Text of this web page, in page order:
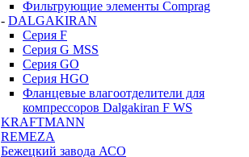
Фильтрующие элементы Comprag
- DALGAKIRAN
Серия F
Серия G MSS
Серия GO
Серия HGO
Фланцевые влагоотделители для
компрессоров Dalgakiran F WS
KRAFTMANN
REMEZA
Бежецкий завода АСО